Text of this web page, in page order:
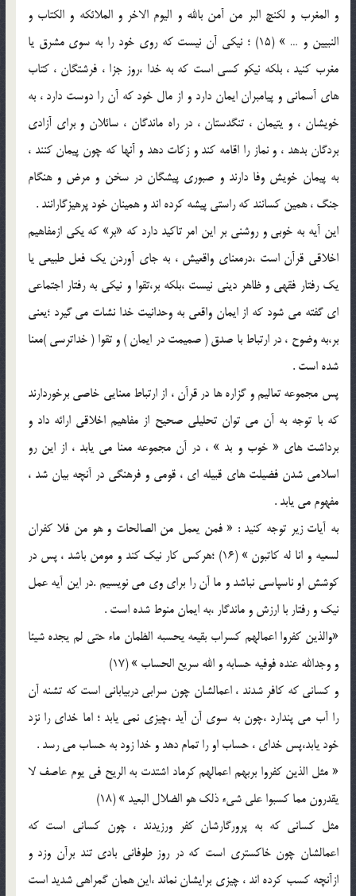
و المغرب و لکنچ البر من آمن بالله و اليوم الاخر و الملائکه و الکتاب و
النبيين و … » (15) ؛ نيکي آن نيست که روي خود را به سوي مشرق يا
مغرب کنيد ، بلکه نيکو کسي است که به خدا ،روز جزا ، فرشتگان ، کتاب
هاي آسماني و پيامبران ايمان دارد و از مال خود که آن را دوست دارد ، به
خويشان ، و يتيمان ، تنگدستان ، در راه ماندگان ، سائلان و براي آزادي
بردگان بدهد ، و نماز را اقامه کند و زکات دهد و آنها که چون پيمان کنند ،
به پيمان خويش وفا دارند و صبوري پيشگان در سخن و مرض و هنگام
جنگ ، همين کسانند که راستي پيشه کرده اند و همينان خود پرهيزگارانند .
اين آيه به خوبي و روشني بر اين امر تاکيد دارد که «بر» که يکي ازمفاهيم
اخلاقي قرآن است ،درمعناي واقعيش ، به جاي آوردن يک فعل طبيعي يا
يک رفتار فقهي و ظاهر ديني نيست ،بلکه بر،تقوا و نيکي به رفتار اجتماعي
اي گفته مي شود که از ايمان واقعي به وحدانيت خدا نشات مي گيرد ؛يعني
بر،به وضوح ، در ارتباط با صدق ( صميمت در ايمان ) و تقوا ( خداترسي )معنا
شده است .
پس مجموعه تعاليم و گزاره ها در قرآن ، از ارتباط معنايي خاصي برخوردارند
که با توجه به آن مي توان تحليلي صحيح از مفاهيم اخلاقي ارائه داد و
برداشت هاي « خوب و بد » ، در آن مجموعه معنا مي يابد ، از اين رو
اسلامي شدن فضيلت هاي قبيله اي ، قومي و فرهنگي در آنچه بيان شد ،
مفهوم مي يابد .
به آيات زير توجه کنيد : « فمن يعمل من الصالحات و هو من فلا کفران
لسعيه و انا له کاتبون » (16) ؛هرکس کار نيک کند و مومن باشد ، پس در
کوشش او ناسپاسي نباشد و ما آن را براي وي مي نويسيم .در اين آيه عمل
نيک و رفتار با ارزش و ماندگار ،به ايمان منوط شده است .
«والذين کفروا اعمالهم کسراب بقيعه يحسبه الظمان ماء حتي لم يجده شيئا
و وجدالله عنده فوفيه حسابه و الله سريع الحساب » (17)
و کساني که کافر شدند ، اعمالشان چون سرابي دربياباني است که تشنه آن
را آب مي پندارد ،چون به سوي آن آيد ،چيزي نمي يابد ؛ اما خداي را نزد
خود يابد،پس خداي ، حساب او را تمام دهد و خدا زود به حساب مي رسد .
« مثل الذين کفروا بربهم اعمالهم کرماد اشتدت به الريح في يوم عاصف لا
يقدرون مما کسبوا علي شيء ذلک هو الضلال البعيد » (18)
مثل کساني که به پرورگارشان کفر ورزيدند ، چون کساني است که
اعمالشان چون خاکستري است که در روز طوفاني بادي تند برآن وزد و
ازآنچه کسب کرده اند ، چيزي برايشان نماند ،اين همان گمراهي شديد است